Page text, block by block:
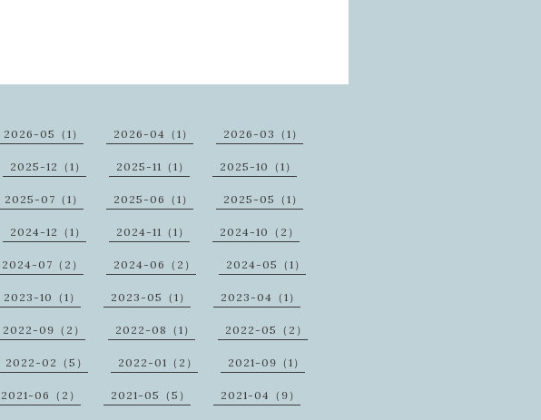
2026-05（1） 2026-04（1） 2026-03（1）
2025-12（1） 2025-11（1） 2025-10（1）
2025-07（1） 2025-06（1） 2025-05（1）
2024-12（1） 2024-11（1） 2024-10（2）
2024-07（2） 2024-06（2） 2024-05（1）
2023-10（1） 2023-05（1） 2023-04（1）
2022-09（2） 2022-08（1） 2022-05（2）
2022-02（5） 2022-01（2） 2021-09（1）
2021-06（2） 2021-05（5） 2021-04（9）